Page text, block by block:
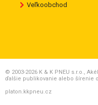
Veľkoobchod
© 2003-2026 K & K PNEU s.r.o.,
ďalšie publikovanie alebo šírenie
platon.kkpneu.cz